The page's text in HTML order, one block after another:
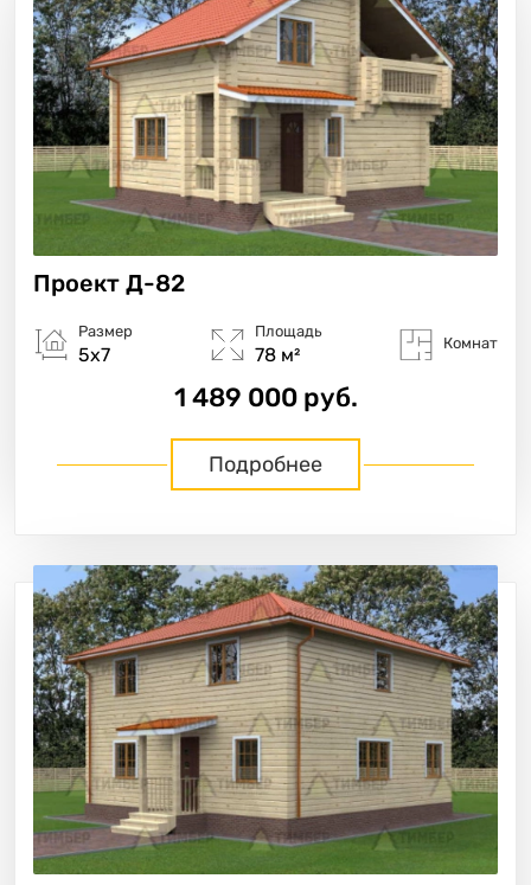
Проект Д-82
Размер
5х7
Площадь
78 м²
Комнат
1 489 000 руб.
Подробнее